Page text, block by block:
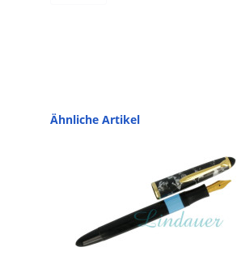
Ähnliche Artikel